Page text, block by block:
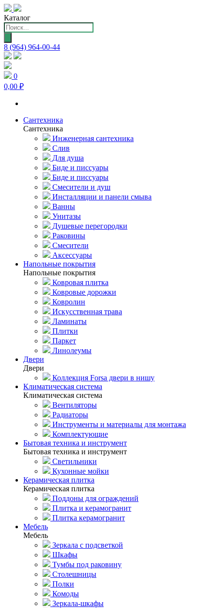
Каталог
Поиск
товаров
8 (964) 964-00-44
0
0,00 ₽
Сантехника
Сантехника
Инженерная сантехника
Слив
Для душа
Биде и писсуары
Биде и писсуары
Смесители и душ
Инсталляции и панели смыва
Ванны
Унитазы
Душевые перегородки
Раковины
Смесители
Аксессуары
Напольные покрытия
Напольные покрытия
Ковровая плитка
Ковровые дорожки
Ковролин
Искусственная трава
Ламинаты
Плитки
Паркет
Линолеумы
Двери
Двери
Коллекция Forsa двери в нишу
Климатическая система
Климатическая система
Вентиляторы
Радиаторы
Инструменты и материалы для монтажа
Комплектующие
Бытовая техника и инструмент
Бытовая техника и инструмент
Светильники
Кухонные мойки
Керамическая плитка
Керамическая плитка
Поддоны для ограждений
Плитка и керамогранит
Плитка керамогранит
Мебель
Мебель
Зеркала с подсветкой
Шкафы
Тумбы под раковину
Столешницы
Полки
Комоды
Зеркала-шкафы